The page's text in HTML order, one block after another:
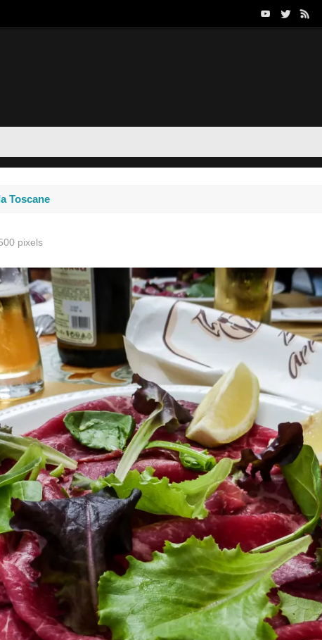
Toscane
pixels